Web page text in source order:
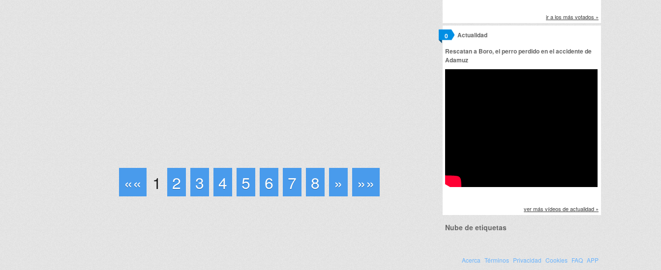
«« 1 2 3 4 5 6 7 8 » »»
ir a los más votados »
Actualidad
0
Rescatan a Boro, el perro perdido en el accidente de
Adamuz
ver más vídeos de actualidad »
Nube de etiquetas
Acerca Términos Privacidad Cookies FAQ APP